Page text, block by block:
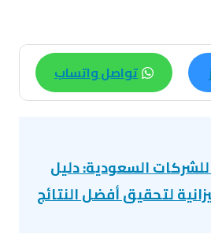
تواصل واتساب
السعودية: دليل
لتحقيق أفضل النتائج